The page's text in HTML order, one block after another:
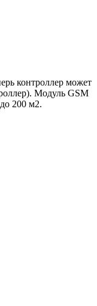
контроллер может
Модуль GSM
200 м2.